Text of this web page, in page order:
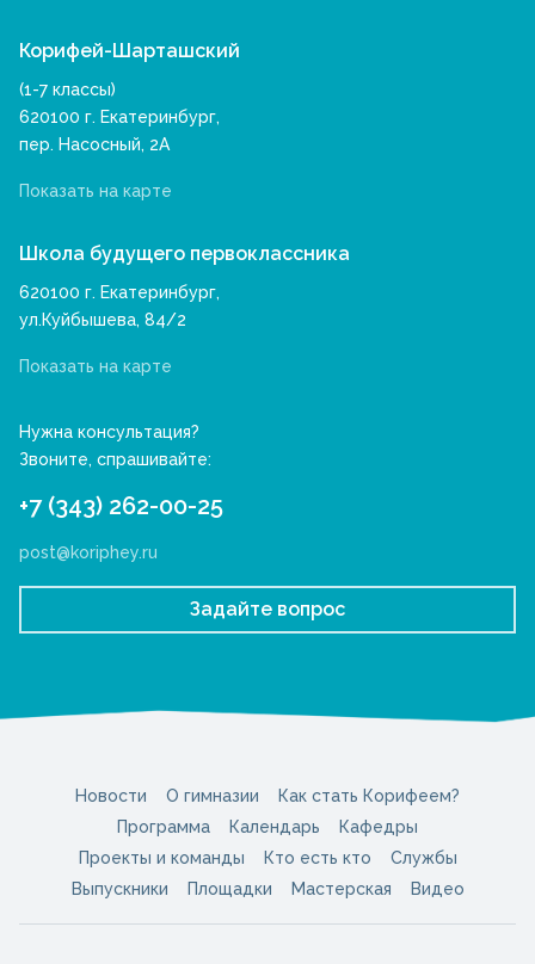
Корифей-Шарташский
(1-7 классы)
620100 г. Екатеринбург,
пер. Насосный, 2А
Показать на карте
Школа будущего первоклассника
620100 г. Екатеринбург,
ул.Куйбышева, 84/2
Показать на карте
Нужна консультация?
Звоните, спрашивайте:
+7 (343) 262-00-25
post@koriphey.ru
Задайте вопрос
Новости О гимназии
Как стать Корифеем?
Программа
Календарь
Кафедры
Проекты и команды
Кто есть кто
Службы
Выпускники
Площадки Мастерская Видео